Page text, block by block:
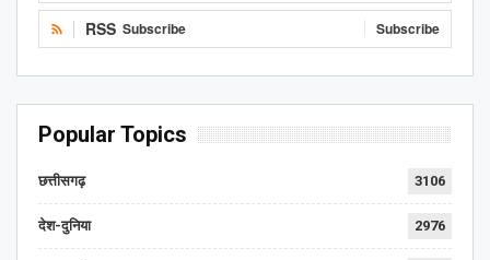
RSS Subscribe Subscribe
Popular Topics
छत्तीसगढ़ 3106
देश-दुनिया 2976